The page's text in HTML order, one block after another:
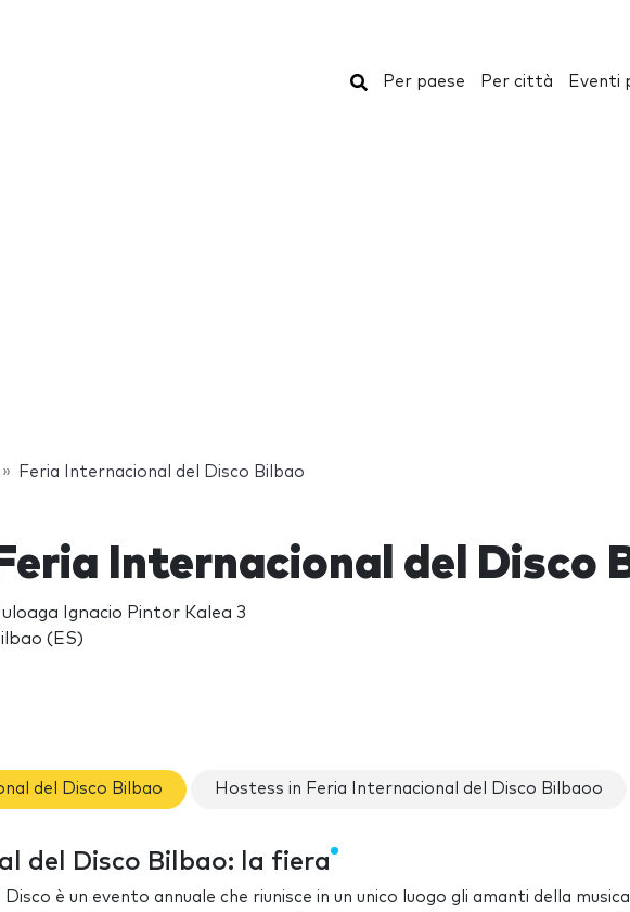
Cerca
Per paese Per città Eventi
Feria Internacional del Disco Bilbao
Feria Internacional del Disco
Ignacio Pintor Kalea 3
(ES)
del Disco Bilbao Hostess in Feria Internacional del Disco Bilbaoo
del Disco Bilbao: la fiera
è un evento annuale che riunisce in un unico luogo gli amanti della